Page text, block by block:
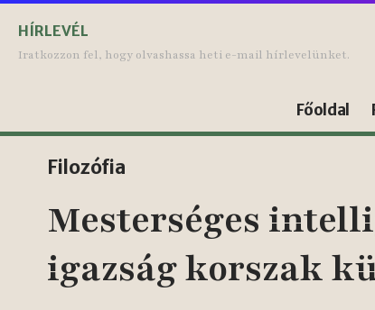
HÍRLEVÉL
Iratkozzon fel, hogy olvashassa heti e-mail hírlevelünket.
Főoldal
Filozófia
Mesterséges
igazság korszak